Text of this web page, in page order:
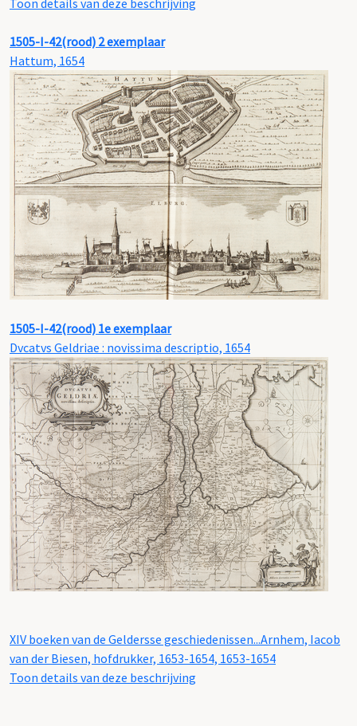
Toon details van deze beschrijving
1505-I-42(rood) 2 exemplaar
Hattum, 1654
1505-I-42(rood) 1e exemplaar
Dvcatvs Geldriae : novissima descriptio, 1654
XIV boeken van de Geldersse geschiedenissen...Arnhem, Iacob
van der Biesen, hofdrukker, 1653-1654, 1653-1654
Toon details van deze beschrijving